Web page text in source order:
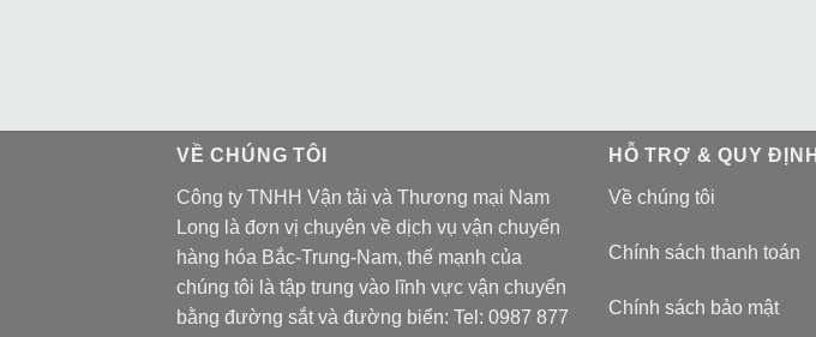
VỀ CHÚNG TÔI
Công ty TNHH Vận tải và Thương mại Nam
Long là đơn vị chuyên về dịch vụ vận chuyển
hàng hóa Bắc-Trung-Nam, thế mạnh của
chúng tôi là tập trung vào lĩnh vực vận chuyển
bằng đường sắt và đường biển: Tel: 0987 877
HỖ TRỢ & QUY ĐỊNH
Về chúng tôi
Chính sách thanh toán
Chính sách bảo mật